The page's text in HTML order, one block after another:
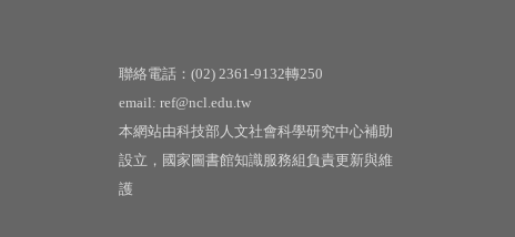
聯絡電話：(02) 2361-9132轉250
email: ref@ncl.edu.tw
本網站由科技部人文社會科學研究中心補助
設立，國家圖書館知識服務組負責更新與維
護